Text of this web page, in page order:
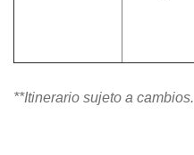
**Itinerario sujeto a cambios.